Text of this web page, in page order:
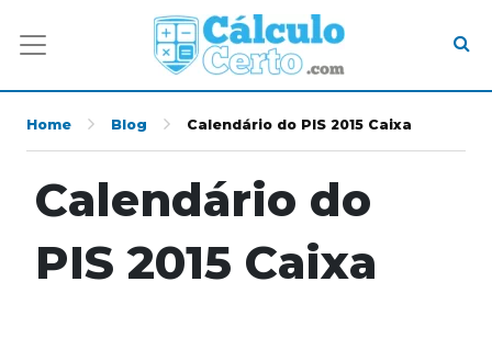
Home Blog Calendário do PIS 2015 Caixa
Calendário do
PIS 2015 Caixa